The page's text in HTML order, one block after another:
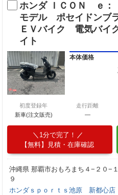
ホンダ ＩＣＯＮ ｅ
モデル ポセイドンブ
ＥＶバイク 電気バイ
イト
本体価格
初度登録年
新車(注文販売)
走行距離
―
1分で完了！
【無料】見積・在庫確認
沖縄県 那覇市おもろまち４−２０−１
９
ホンダｓｐｏｒｔｓ池原 新都心店